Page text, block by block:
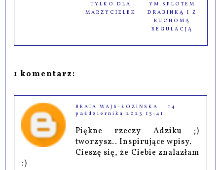
TYLKO DLA
MARZYCIELEK
YM SPLOTEM
DRABINKĄ I Z
RUCHOMĄ
REGULACJĄ
1 komentarz:
BEATA WAJS-ŁOZIŃSKA
14
października 2023 13:41
Piękne rzeczy Adziku ;)
tworzysz.. Inspirujące wpisy.
Cieszę się, że Ciebie znalazłam
:)